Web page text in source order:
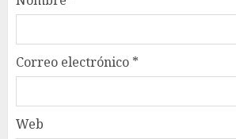
Correo electrónico *
Web